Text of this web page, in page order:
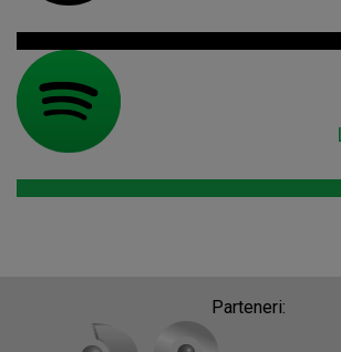
Parteneri: